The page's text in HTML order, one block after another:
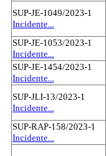
SUP-JE-1049/2023-1
Incidente...
SUP-JE-1053/2023-1
Incidente...
SUP-JE-1454/2023-1
Incidente...
SUP-JLI-13/2023-1
Incidente...
SUP-RAP-158/2023-1
Incidente...